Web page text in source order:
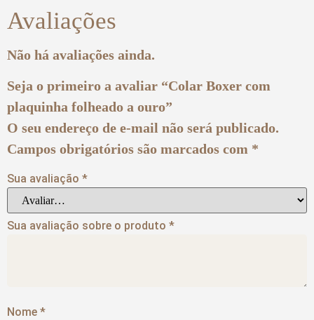
Avaliações
Não há avaliações ainda.
Seja o primeiro a avaliar “Colar Boxer com
plaquinha folheado a ouro”
O seu endereço de e-mail não será publicado.
Campos obrigatórios são marcados com *
Sua avaliação *
Sua avaliação sobre o produto *
Nome *